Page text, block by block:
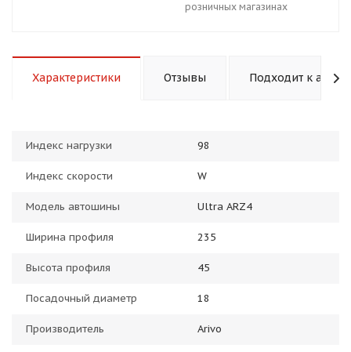
розничных магазинах
Характеристики Отзывы Подходит к авто
Индекс нагрузки 98
Индекс скорости W
Модель автошины Ultra ARZ4
Ширина профиля 235
Высота профиля 45
Посадочный диаметр 18
Производитель Arivo